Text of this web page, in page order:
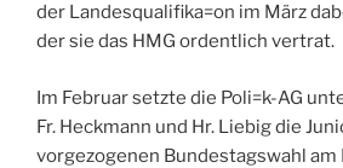
der Landesqualifika=on im März
der sie das HMG ordentlich vertrat.
Im Februar setzte die Poli=k-AG
Fr. Heckmann und Hr. Liebig die
vorgezogenen Bundestagswahl am